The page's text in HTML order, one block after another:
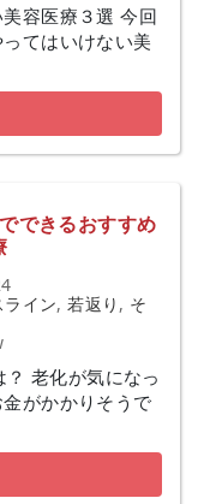
容医療３選 今回
てはいけない美
できるおすすめ
ライン,若返り , そ
老化が気になっ
がかかりそうで